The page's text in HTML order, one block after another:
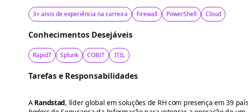
3+ anos de experiência na carreira Firewall PowerShell Cloud
Conhecimentos Desejáveis
Rapid7 Splunk COBIT ITIL
Tarefas e Responsabilidades
A Randstad, líder global em soluções de RH com presença em 39